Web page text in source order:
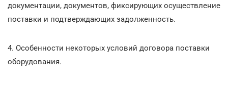
документации, документов, фиксирующих осуществление
поставки и подтверждающих задолженность.
4. Особенности некоторых условий договора поставки
оборудования.